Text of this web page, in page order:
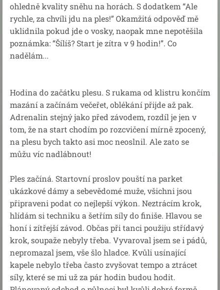
ohledně kvality sněhu na horách. S dodatkem “Ale
rychle, za chvíli jdu na ples!” Okamžitá odpověď mě
uklidnila pokud jde o vosky, naopak mne nepotěšila
poznámka: “Šílíš? Start je zítra v 9 hodin!”. Co
nadělám...
Hodina do začátku plesu. S rukama od klistru končím
mazání a začínám večeřet, oblékání přijde až pak.
Adrenalin stejný jako před závodem, rozdíl je jen v
tom, že na start chodím po rozcvičení mírně zpocený,
na plesu bych takto asi moc neoslnil. Ale zato se
můžu víc nadlábnout!
Ples začíná. Startovní proslov pouští na parket
ukázkové dámy a sebevědomé muže, všichni jsou
připraveni podat co nejlepší výkon. Neztrácím krok,
hlídám si techniku a šetřím síly do finiše. Hlavou se
honí i zítřejší závod. Občas při tanci použiju střídavý
krok, soupaže nebyly třeba. Vyvaroval jsem se i pádů,
nepromazal jsem, vše šlo hladce. Kvůli usínající
kapele nebylo třeba často zvyšovat tempo a ztrácet
síly, které se mi už za pár hodin budou hodit.